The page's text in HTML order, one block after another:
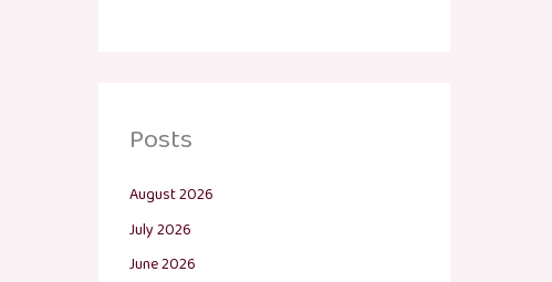
Posts
August 2026
July 2026
June 2026